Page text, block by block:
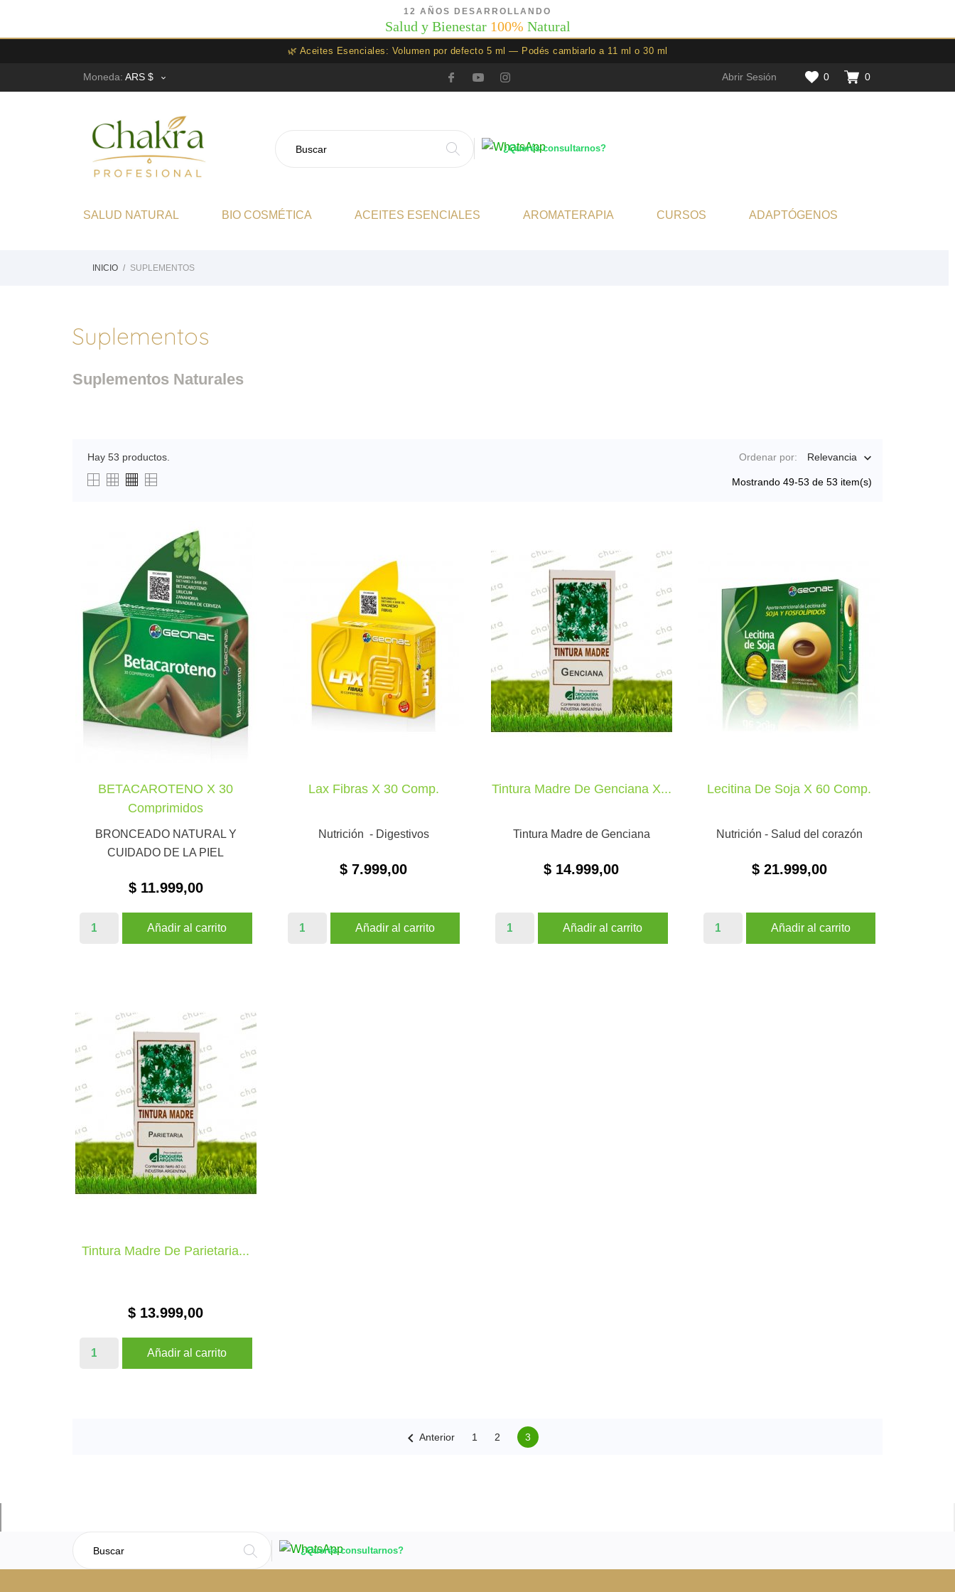
12 AÑOS DESARROLLANDO
Salud y Bienestar 100% Natural
🌿 Aceites Esenciales: Volumen por defecto 5 ml — Podés cambiarlo a 11 ml o 30 ml
Moneda: ARS $  Abrir Sesión 0 0
¿Querés consultarnos?
SALUD NATURAL BIO COSMÉTICA ACEITES ESENCIALES AROMATERAPIA CURSOS ADAPTÓGENOS
INICIO SUPLEMENTOS
Suplementos
Suplementos Naturales
Hay 53 productos. Ordenar por: Relevancia 
Mostrando 49-53 de 53 item(s)

BETACAROTENO X 30
Comprimidos
BRONCEADO NATURAL Y
CUIDADO DE LA PIEL
$ 11.999,00
Añadir al carrito

Lax Fibras X 30 Comp.
Nutrición - Digestivos
$ 7.999,00
Añadir al carrito

Tintura Madre De Genciana X...
Tintura Madre de Genciana
$ 14.999,00
Añadir al carrito
 VISTA RÁPIDA
Lecitina De Soja X 60 Comp.
Nutrición - Salud del corazón
$ 21.999,00
Añadir al carrito

Tintura Madre De Parietaria...
$ 13.999,00
Añadir al carrito
 Anterior 1 2 3
¿Querés consultarnos?